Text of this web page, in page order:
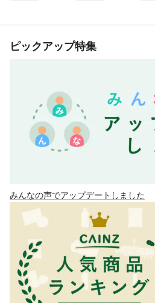
ピックアップ特集
みんなの声でアップデートしました